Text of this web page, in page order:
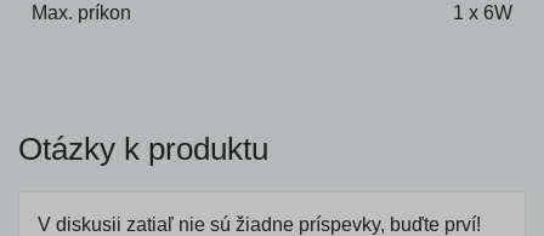
Max. príkon
1 x 6W
Otázky k produktu
V diskusii zatiaľ nie sú žiadne príspevky, buďte prví!